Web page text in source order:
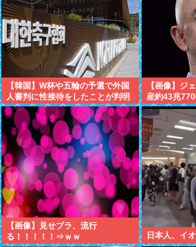
【韓国】W杯や五輪の予選で外国
人審判に性接待をしたことが判明
【画像】ジ
産約43兆
www
【画像】見せブラ、流行
る！！！！！⇒ｗｗ
日本人、イ